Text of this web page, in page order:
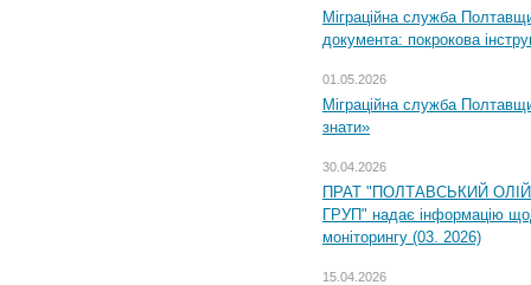
Міграційна служба
документа: покрокова
01.05.2026
Міграційна служба
знати»
30.04.2026
ПРАТ "ПОЛТАВСЬКИЙ
ГРУП" надає інформацію
моніторингу (03. 2026)
15.04.2026